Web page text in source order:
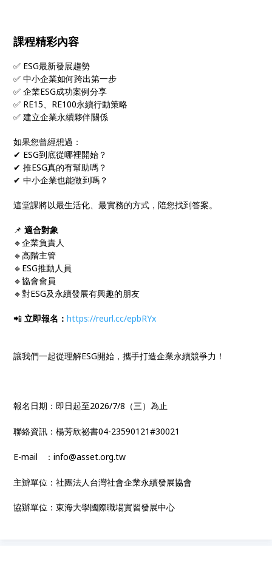
課程精彩內容
✅ ESG最新發展趨勢
✅ 中小企業如何跨出第一步
✅ 企業ESG成功案例分享
✅ RE15、RE100永續行動策略
✅ 建立企業永續夥伴關係
如果您曾經想過：
✔ ESG到底從哪裡開始？
✔ 推ESG真的有幫助嗎？
✔ 中小企業也能做到嗎？
這堂課將以最生活化、最實務的方式，陪您找到答案。
📌適合對象
🔹企業負責人
🔹高階主管
🔹ESG推動人員
🔹協會會員
🔹對ESG及永續發展有興趣的朋友
📲立即報名：https://reurl.cc/epbRYx
讓我們一起從理解ESG開始，攜手打造企業永續競爭力！
報名日期：即日起至2026/7/8（三）為止
聯絡資訊：楊芳欣祕書04-23590121#30021
E-mail ：info@asset.org.tw
主辧單位：社團法人台灣社會企業永續發展協會
協辦單位：東海大學國際職場實習發展中心